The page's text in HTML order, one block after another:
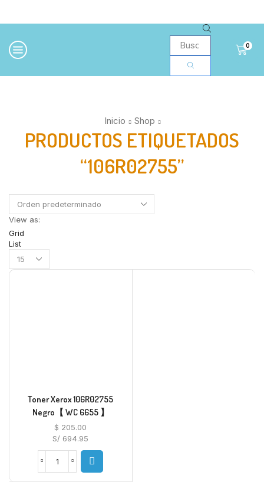
0
Inicio Shop
PRODUCTOS ETIQUETADOS
“106R02755”
View as:
Grid
List
Toner Xerox 106R02755
Negro【 WC 6655 】
$ 205.00
S/ 694.95